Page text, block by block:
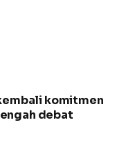
komitmen
debat